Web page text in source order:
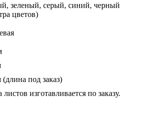
зеленый, серый, синий, черный
цветов)
(длина под заказ)
изготавливается по заказу.